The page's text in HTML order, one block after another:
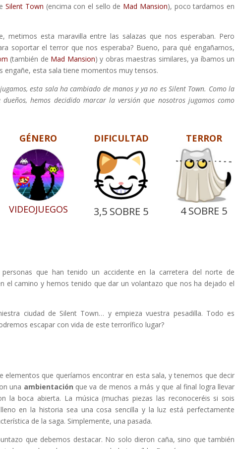
Silent Town (encima con el sello de Mad Mansion), poco tardamos en
metimos esta maravilla entre las salazas que nos esperaban. Pero
soportar el terror que nos esperaba? Bueno, para qué engañarnos,
(también de Mad Mansion) y obras maestras similares, ya íbamos un
engañe, esta sala tiene momentos muy tensos.
esta sala ha cambiado de manos y ya no es Silent Town. Como la
hemos decidido marcar la versión que nosotros jugamos como
GÉNERO
VIDEOJUEGOS
DIFICULTAD
3,5 SOBRE 5
TERROR
4 SOBRE 5
que han tenido un accidente en la carretera del norte de
el camino y hemos tenido que dar un volantazo que nos ha dejado el
ciudad de Silent Town… y empieza vuestra pesadilla. Todo es
escapar con vida de este terrorífico lugar?
elementos que queríamos encontrar en esta sala, y tenemos que decir
una ambientación que va de menos a más y que al final logra llevar
la boca abierta. La música (muchas piezas las reconoceréis si sois
en la historia sea una cosa sencilla y la luz está perfectamente
de la saga. Simplemente, una pasada.
que debemos destacar. No solo dieron caña, sino que también